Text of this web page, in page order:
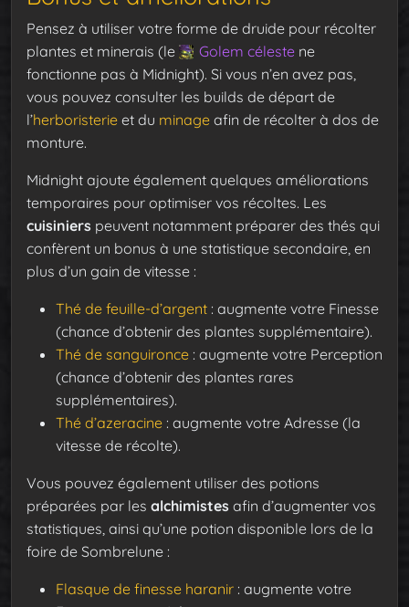
Pensez à utiliser votre forme de druide pour récolter
plantes et minerais (le
Golem céleste ne
fonctionne pas à Midnight). Si vous n’en avez pas,
vous pouvez consulter les builds de départ de
l’herboristerie et du minage afin de récolter à dos de
monture.
Midnight ajoute également quelques améliorations
temporaires pour optimiser vos récoltes. Les
cuisiniers peuvent notamment préparer des thés qui
confèrent un bonus à une statistique secondaire, en
plus d’un gain de vitesse :
Thé de feuille-d’argent : augmente votre Finesse
(chance d’obtenir des plantes supplémentaire).
Thé de sanguironce : augmente votre Perception
(chance d’obtenir des plantes rares
supplémentaires).
Thé d’azeracine : augmente votre Adresse (la
vitesse de récolte).
Vous pouvez également utiliser des potions
préparées par les alchimistes afin d’augmenter vos
statistiques, ainsi qu’une potion disponible lors de la
foire de Sombrelune :
Flasque de finesse haranir : augmente votre